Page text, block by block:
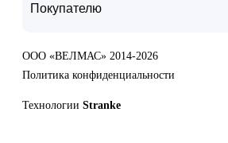
Покупателю
ООО «ВЕЛМАС» 2014-2026
Политика конфиденциальности
Технологии Stranke